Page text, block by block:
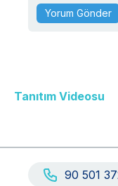
Yorum Gönder
Tanıtım Videosu
90 501